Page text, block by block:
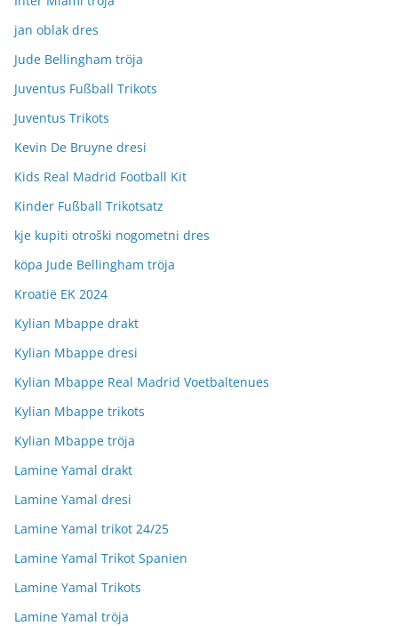
jan oblak dres
Jude Bellingham tröja
Juventus Fußball Trikots
Juventus Trikots
Kevin De Bruyne dresi
Kids Real Madrid Football Kit
Kinder Fußball Trikotsatz
kje kupiti otroški nogometni dres
köpa Jude Bellingham tröja
Kroatië EK 2024
Kylian Mbappe drakt
Kylian Mbappe dresi
Kylian Mbappe Real Madrid Voetbaltenues
Kylian Mbappe trikots
Kylian Mbappe tröja
Lamine Yamal drakt
Lamine Yamal dresi
Lamine Yamal trikot 24/25
Lamine Yamal Trikot Spanien
Lamine Yamal Trikots
Lamine Yamal tröja